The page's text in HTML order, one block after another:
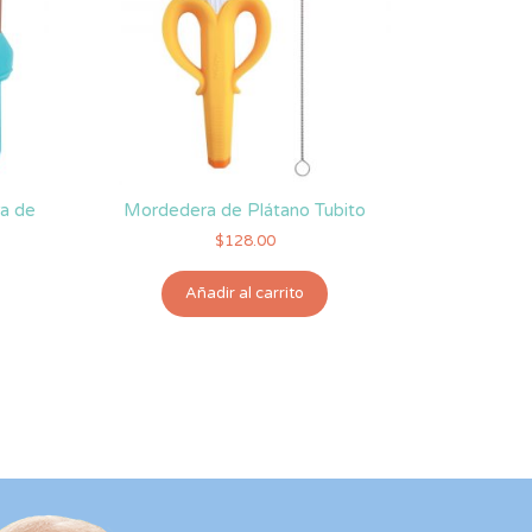
de
Mordedera de Plátano Tubito
$128.00
Añadir al carrito